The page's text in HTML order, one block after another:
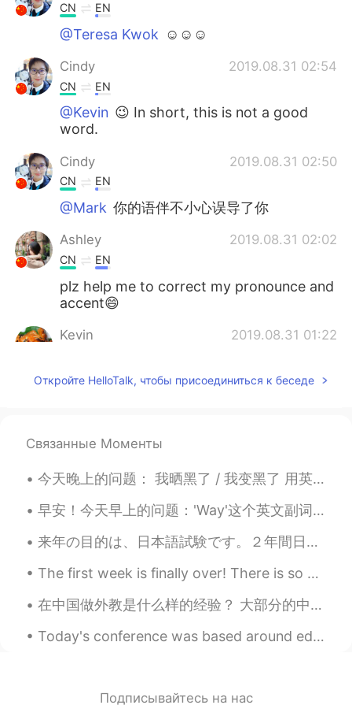
CN EN
@Teresa Kwok ☺☺☺
Cindy 2019.08.31 02:54
CN EN
@Kevin 😉 In short, this is not a good
word.
Cindy 2019.08.31 02:50
CN EN
@Mark 你的语伴不小心误导了你
Ashley 2019.08.31 02:02
CN EN
plz help me to correct my pronounce and
accent😄
Kevin 2019.08.31 01:22
@CindyI agree with you. It means
ENDE CNJP PH
Please help us to understand then Kevin
CN EN
Or sophisticated?
小美 2019.08.30 23:24
Откройте HelloTalk, чтобы присоединиться к беседе
Связанные Моменты
今天晚上的问题： 我晒黑了 / 我变黑了 用英语怎么说 Positives: You've got a nice tan You've got a sun tan (where have yo...
早安！今天早上的问题：'Way'这个英文副词怎么用？怎么用这个单词听起来母语者。 'Way' 一般是在'too'这个单词前面。意思是：非常，太 'Way' 的意涵是太多到并不可以了。 情况...
来年の目的は、日本語試験です。２年間日本語を勉強し、６年間中国語を勉強しました。今、一年間日本に住んでいます。中国語を知ることは、日本語を読むのに役立ちます。僕の会話能力はまだ低いですが、JLP...
The first week is finally over! There is so much to do but I just want to sleep 🙉 What are your...
在中国做外教是什么样的经验？ 大部分的中国的外国人是从英语教育开始。中国人对学习英语很认真，都趁着学习英语的机会（这就是在HT上中国用户比英语母语者多十倍的原因）。 在中国，英语老师的名气不太...
Today's conference was based around education and how we can see education from different perspec...
Подписывайтесь на нас